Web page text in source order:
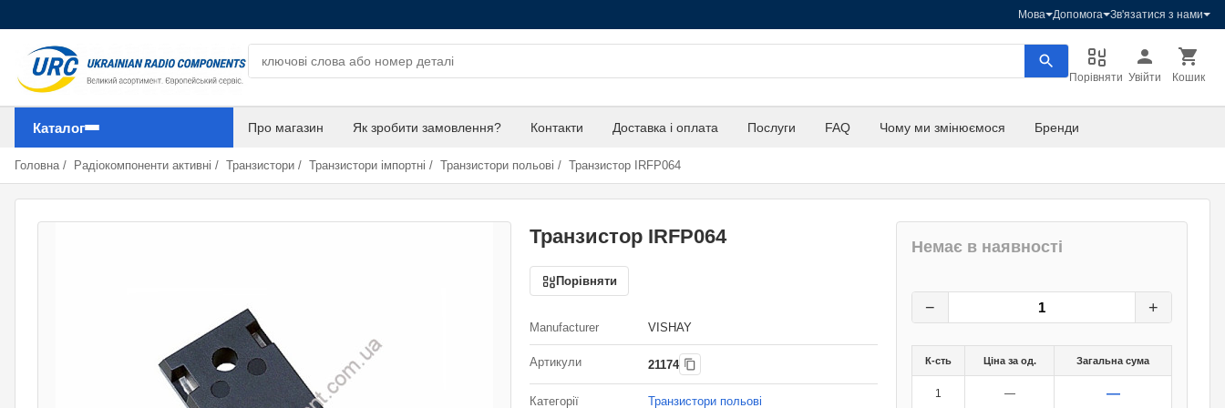
Мова Допомога Зв'язатися з нами
Порівняти Увійти Кошик
Каталог Про магазин Як зробити замовлення? Контакти Доставка і оплата Послуги FAQ Чому ми змінюємося Бренди
Головна / Радіокомпоненти активні / Транзистори / Транзистори імпортні / Транзистори польові / Транзистор IRFP064
Транзистор IRFP064
Порівняти
Manufacturer VISHAY
Артикули 21174
Категорії Транзистори польові
Немає в наявності
− +
К-сть Ціна за од. Загальна сума
1 — —